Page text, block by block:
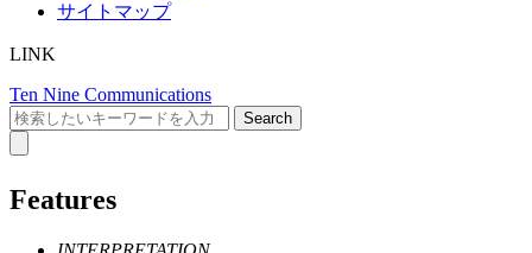
サイトマップ
LINK
Ten Nine Communications
Features